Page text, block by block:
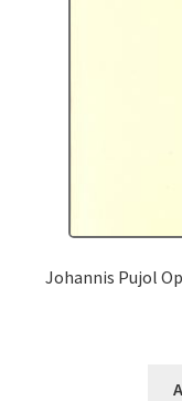
Johannis Pujol